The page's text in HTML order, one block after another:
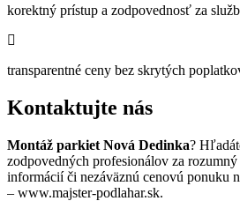
korektný prístup a zodpovednosť za
transparentné ceny bez skrytých
Kontaktujte nás
Montáž parkiet Nová Dedinka?
zodpovedných profesionálov za rozumný
informácií či nezáväznú cenovú ponuku
– www.majster-podlahar.sk.